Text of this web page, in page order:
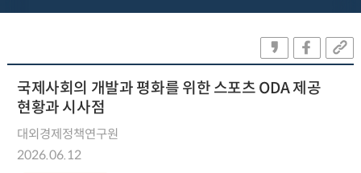
국제사회의 개발과 평화를 위한 스포츠 ODA 제공
현황과 시사점
대외경제정책연구원
2026.06.12